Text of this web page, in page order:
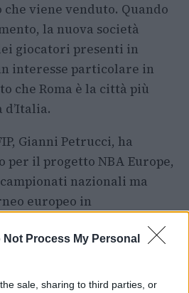
Not Process My Personal
sale, sharing to third parties, or
viene venduto. Quando
la nuova società
giocatori presenti in
interesse particolare in
che Roma è la città più
d’Italia.
Gianni Petrucci, ha
per il progetto NBA Europe,
nazionali ma
europeo in